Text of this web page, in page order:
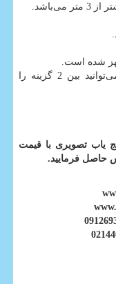
با تنطیم اسکن دستی و اسکن اتوماتیک می‌توانید بین 2 گزینه را
یاب تصویری با قیمت
حاصل فرمایید.